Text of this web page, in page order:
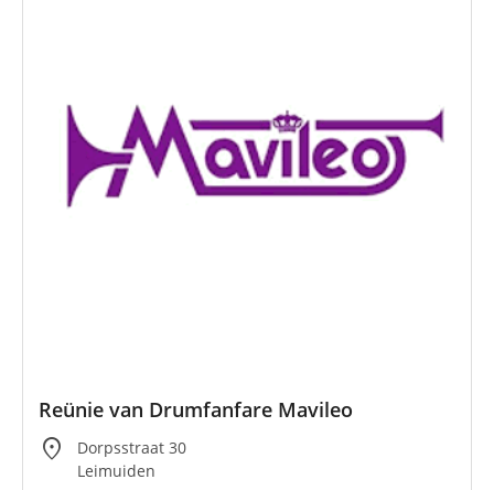
Reünie van Drumfanfare Mavileo
location_on
Dorpsstraat 30
Leimuiden